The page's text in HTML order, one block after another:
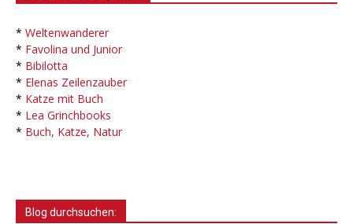
* Weltenwanderer
* Favolina und Junior
* Bibilotta
* Elenas Zeilenzauber
* Katze mit Buch
* Lea Grinchbooks
* Buch, Katze, Natur
Blog durchsuchen: